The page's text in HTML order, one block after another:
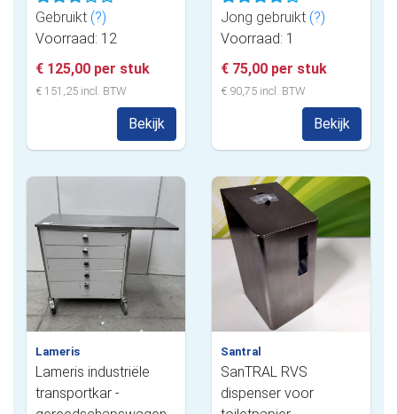
Gebruikt (?)
Voorraad: 12
€ 125,00 per stuk
€ 151,25 incl. BTW
Bekijk
Jong gebruikt (?)
Voorraad: 1
€ 75,00 per stuk
€ 90,75 incl. BTW
Bekijk
Lameris
Lameris industriële
transportkar -
Santral
SanTRAL RVS
dispenser voor